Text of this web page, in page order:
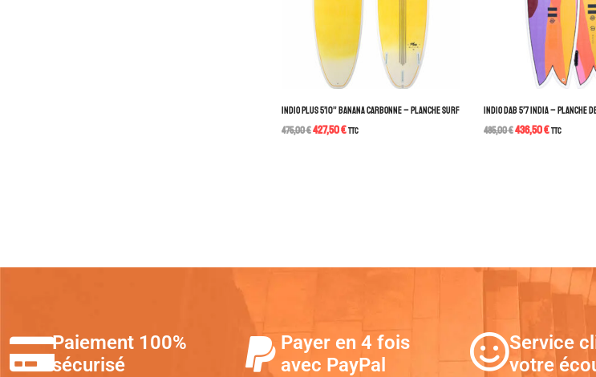
INDIO PLUS 5’10” BANANA CARBONNE – PLANCHE SURF
475,00€427,50€TTC
INDIO DAB 5’7 INDIA – PLANCHE
485,00€436,50€TTC
Paiement 100%
sécurisé
Payer en 4 fois
avec PayPal
Service
votre